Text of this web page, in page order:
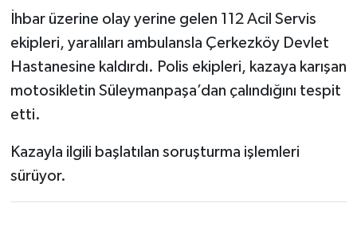
İhbar üzerine olay yerine gelen 112 Acil Servis
ekipleri, yaralıları ambulansla Çerkezköy Devlet
Hastanesine kaldırdı. Polis ekipleri, kazaya karışan
motosikletin Süleymanpaşa’dan çalındığını tespit
etti.
Kazayla ilgili başlatılan soruşturma işlemleri
sürüyor.